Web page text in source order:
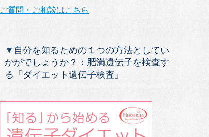
ご質問・ご相談はこちら
▼自分を知るための１つの方法としてい
かがでしょうか？：肥満遺伝子を検査す
る「ダイエット遺伝子検査」